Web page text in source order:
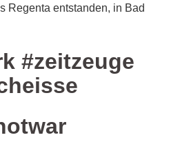
Regenta entstanden, in Bad
#zeitzeuge